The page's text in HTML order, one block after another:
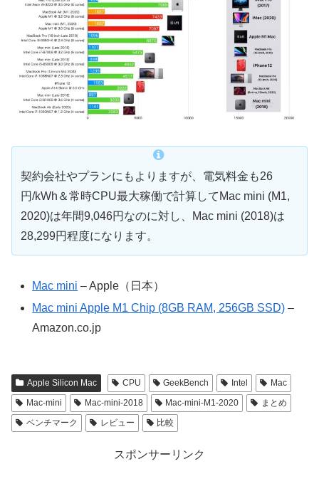
契約会社やプランにもよりますが、電気料金も26
円/kWh＆常時CPU最大稼働で計算してMac mini (M1,
2020)は年間9,046円なのに対し、Mac mini (2018)は
28,299円程度になります。
Mac mini – Apple（日本）
Mac mini Apple M1 Chip (8GB RAM, 256GB SSD) –
Amazon.co.jp
Apple Silicon Mac CPU GeekBench Intel
Mac
Mac-mini
Mac-mini-2018 Mac-mini-M1-2020
まとめ
ベンチマーク
レビュー 比較
スポンサーリンク